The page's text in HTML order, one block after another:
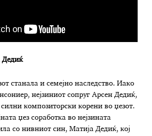
Дедиќ
станала и семејно наследство. Иако
нејзиниот сопруг Арсен Дедиќ,
композиторски корени во џезот.
џез соработка во нејзината
со нивниот син, Матија Дедиќ, кој